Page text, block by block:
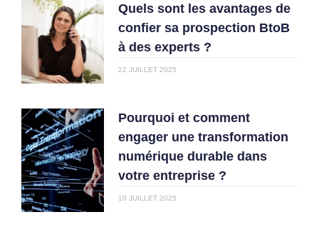
Quels sont les avantages de
confier sa prospection BtoB
à des experts ?
22 JUILLET 2025
Pourquoi et comment
engager une transformation
numérique durable dans
votre entreprise ?
10 JUILLET 2025